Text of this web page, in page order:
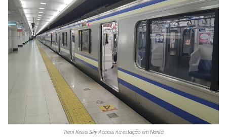
Trem Keisei Sky Access na estação em Narita